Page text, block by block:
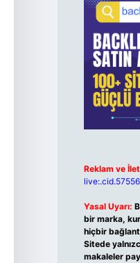
Reklam ve
Yasal Uyarı:
bir marka,
hiçbir
Sitede
makaleler